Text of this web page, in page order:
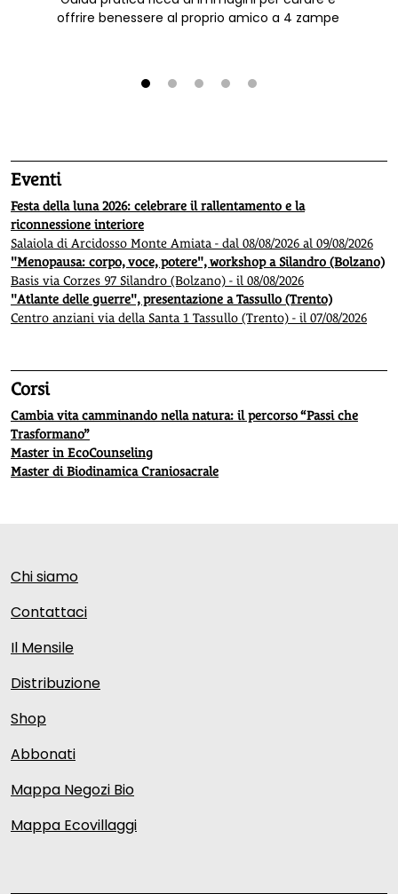
offrire benessere al proprio amico a 4 zampe
Eventi
Festa della luna 2026: celebrare il rallentamento e la
riconnessione interiore
Salaiola di Arcidosso Monte Amiata - dal 08/08/2026 al 09/08/2026
"Menopausa: corpo, voce, potere", workshop a Silandro (Bolzano)
Basis via Corzes 97 Silandro (Bolzano) - il 08/08/2026
"Atlante delle guerre", presentazione a Tassullo (Trento)
Centro anziani via della Santa 1 Tassullo (Trento) - il 07/08/2026
Corsi
Cambia vita camminando nella natura: il percorso “Passi che
Trasformano”
Master in EcoCounseling
Master di Biodinamica Craniosacrale
Chi siamo
Contattaci
Il Mensile
Distribuzione
Shop
Abbonati
Mappa Negozi Bio
Mappa Ecovillaggi